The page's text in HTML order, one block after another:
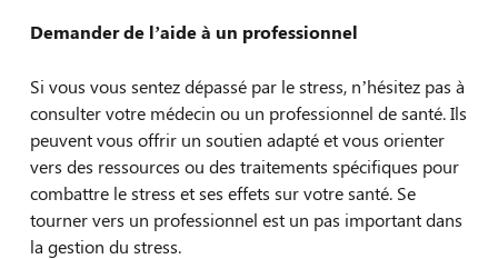
Demander de l’aide à un professionnel
Si vous vous sentez dépassé par le stress, n’hésitez pas à
consulter votre médecin ou un professionnel de santé. Ils
peuvent vous offrir un soutien adapté et vous orienter
vers des ressources ou des traitements spécifiques pour
combattre le stress et ses effets sur votre santé. Se
tourner vers un professionnel est un pas important dans
la gestion du stress.